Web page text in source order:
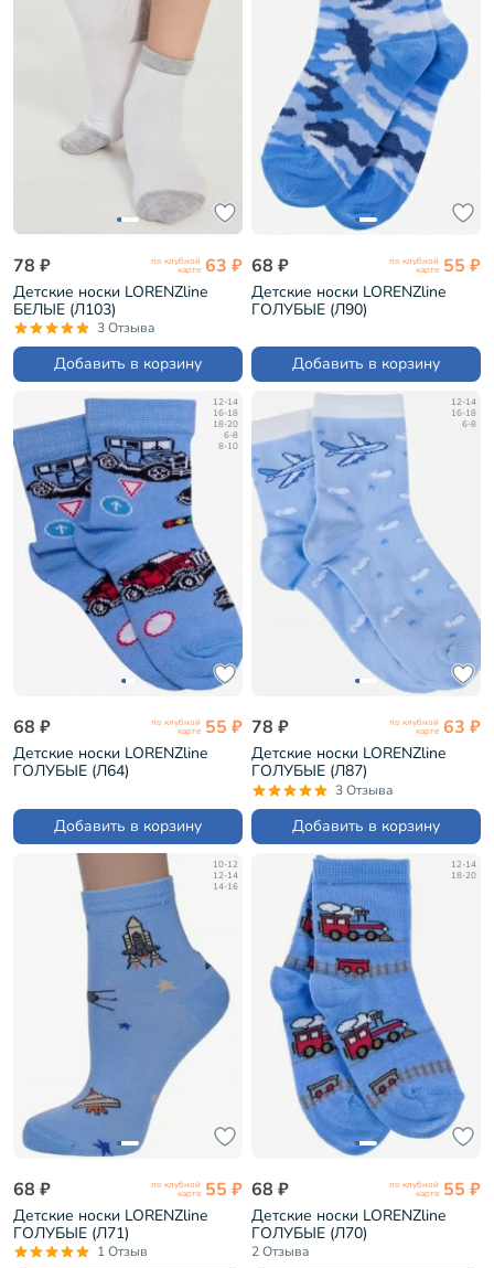
78 ₽ по клубной
карте 63 ₽
Детские носки LORENZline
БЕЛЫЕ (Л103)
3 Отзыва
Добавить в корзину
68 ₽ по клубной
карте 55 ₽
Детские носки LORENZline
ГОЛУБЫЕ (Л90)
Добавить в корзину
12-14
16-18
18-20
6-8
8-10
68 ₽ по клубной
карте 55 ₽
Детские носки LORENZline
ГОЛУБЫЕ (Л64)
Добавить в корзину
12-14
16-18
6-8
78 ₽ по клубной
карте 63 ₽
Детские носки LORENZline
ГОЛУБЫЕ (Л87)
3 Отзыва
Добавить в корзину
10-12
12-14
14-16
68 ₽ по клубной
карте 55 ₽
Детские носки LORENZline
ГОЛУБЫЕ (Л71)
1 Отзыв
12-14
18-20
68 ₽ по клубной
карте 55 ₽
Детские носки LORENZline
ГОЛУБЫЕ (Л70)
2 Отзыва